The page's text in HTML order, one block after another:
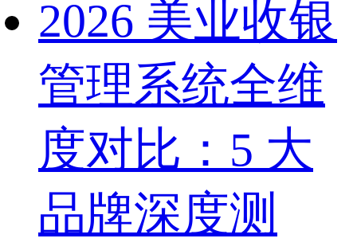
2026 美业收银
管理系统全维
度对比：5 大
品牌深度测